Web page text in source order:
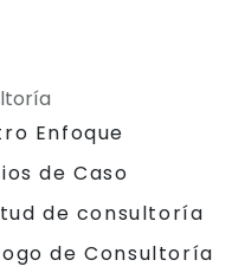
Enfoque
de Caso
de consultoría
de Consultoría